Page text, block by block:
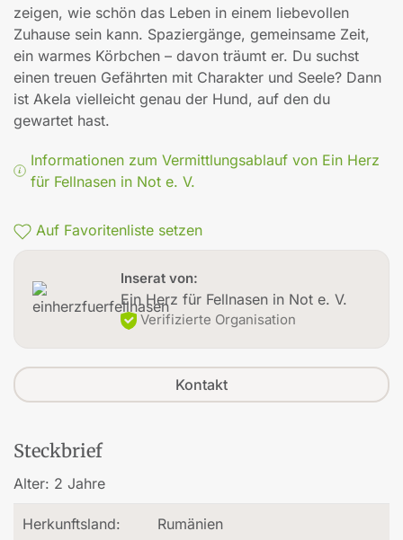
zeigen, wie schön das Leben in einem liebevollen
Zuhause sein kann. Spaziergänge, gemeinsame Zeit,
ein warmes Körbchen – davon träumt er. Du suchst
einen treuen Gefährten mit Charakter und Seele? Dann
ist Akela vielleicht genau der Hund, auf den du
gewartet hast.
Informationen zum Vermittlungsablauf von Ein Herz
für Fellnasen in Not e. V.
Auf Favoritenliste setzen
Inserat von:
Ein Herz für Fellnasen in Not e. V.
Verifizierte Organisation
Kontakt
Steckbrief
Alter: 2 Jahre
Herkunftsland: Rumänien